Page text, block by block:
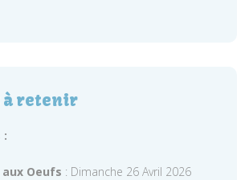
à retenir
:
aux Oeufs : Dimanche 26 Avril 2026